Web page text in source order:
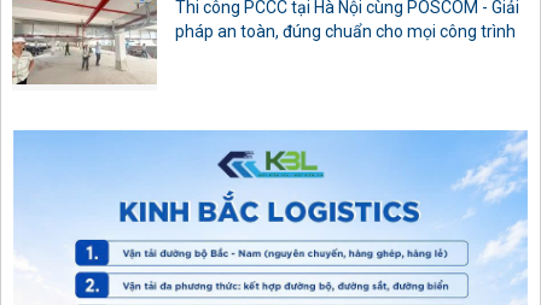
Thi công PCCC tại Hà Nội cùng POSCOM - Giải
pháp an toàn, đúng chuẩn cho mọi công trình